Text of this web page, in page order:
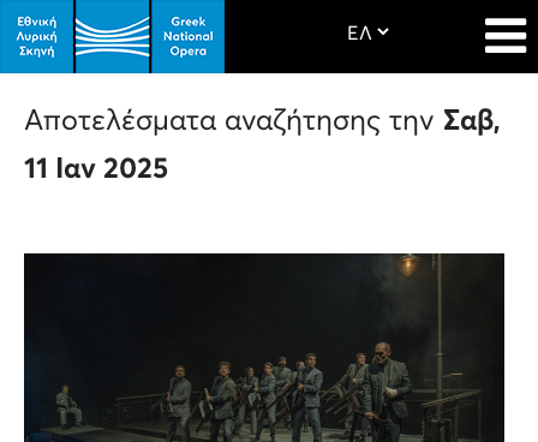
Αποτελέσματα αναζήτησης την Σαβ,
11 Ιαν 2025